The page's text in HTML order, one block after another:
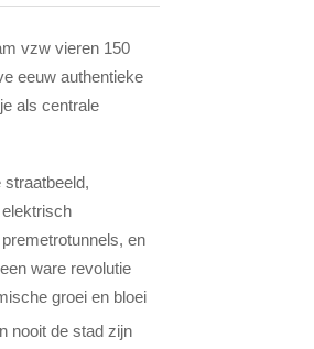
vzw vieren 150
eeuw authentieke
als centrale
straatbeeld,
en
ware revolutie
groei en bloei
nooit de stad zijn